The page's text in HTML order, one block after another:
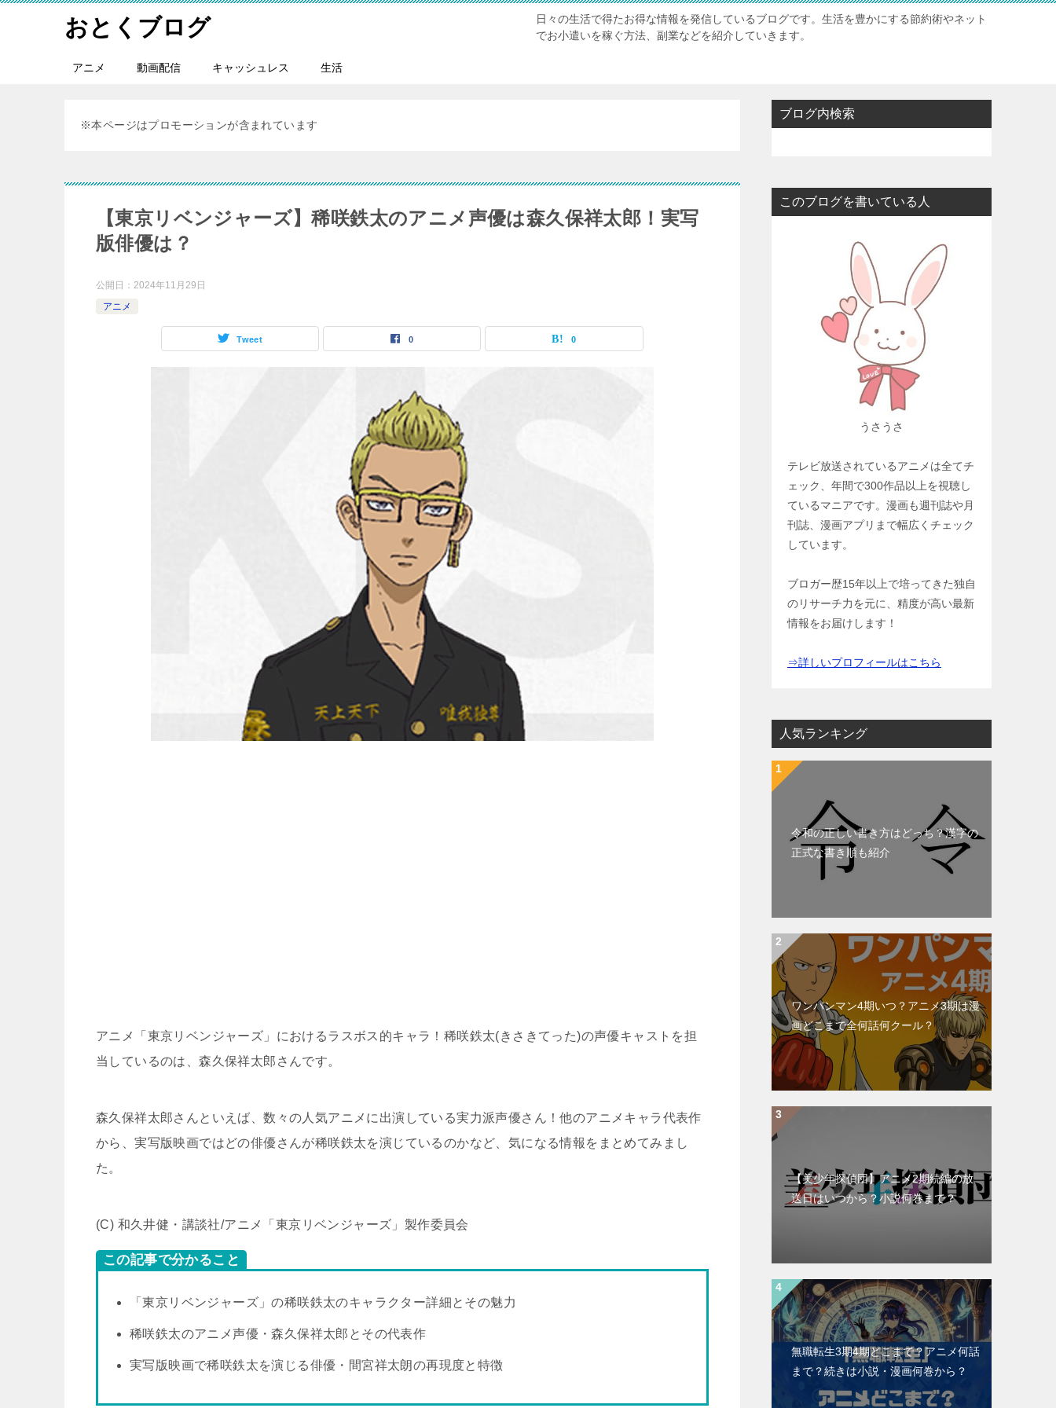
おとくブログ
日々の生活で得たお得な情報を発信しているブログです。生活を豊かにする節約術やネット
でお小遣いを稼ぐ方法、副業などを紹介していきます。
アニメ 動画配信 キャッシュレス 生活
※本ページはプロモーションが含まれています
【東京リベンジャーズ】稀咲鉄太のアニメ声優は森久保祥太郎！実写
版俳優は？
公開日： 2024年11月29日
アニメ
Tweet 0 0
アニメ「東京リベンジャーズ」におけるラスボス的キャラ！稀咲鉄太(きさきてった)の声優キャストを担
当しているのは、森久保祥太郎さんです。
森久保祥太郎さんといえば、数々の人気アニメに出演している実力派声優さん！他のアニメキャラ代表作
から、実写版映画ではどの俳優さんが稀咲鉄太を演じているのかなど、気になる情報をまとめてみまし
た。
(C) 和久井健・講談社/アニメ「東京リベンジャーズ」製作委員会
この記事で分かること
「東京リベンジャーズ」の稀咲鉄太のキャラクター詳細とその魅力
稀咲鉄太のアニメ声優・森久保祥太郎とその代表作
実写版映画で稀咲鉄太を演じる俳優・間宮祥太朗の再現度と特徴
ブログ内検索
このブログを書いている人
うさうさ
テレビ放送されているアニメは全てチ
ェック、年間で300作品以上を視聴し
ているマニアです。漫画も週刊誌や月
刊誌、漫画アプリまで幅広くチェック
しています。
ブロガー歴15年以上で培ってきた独自
のリサーチ力を元に、精度が高い最新
情報をお届けします！
⇒詳しいプロフィールはこちら
人気ランキング
令和の正しい書き方はどっち？漢字の
正式な書き順も紹介
ワンパンマン4期いつ？アニメ3期は漫
画どこまで全何話何クール？
【美少年探偵団】アニメ2期続編の放
送日はいつから？小説何巻まで？
無職転生3期4期どこまで？アニメ何話
まで？続きは小説・漫画何巻から？